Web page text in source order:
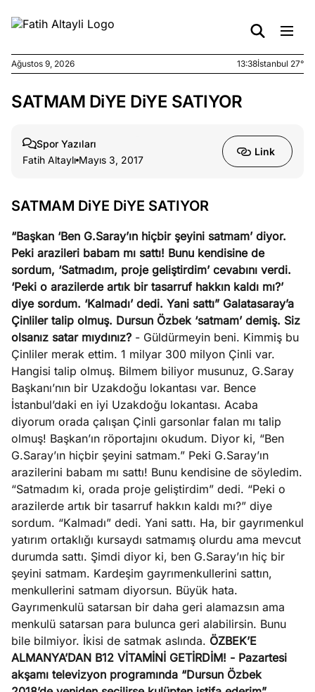
Ağustos
değil
Ağustos
7, 2026
kirli
kimler
Ağustos
6, 2026
yasalar
Köşe
Yazıları
Spor
Yazıları
Yazıları
Ağustos 9, 2026 13:38İstanbul 27°
SATMAM DiYE DiYE SATIYOR
Spor Yazıları
Fatih Altaylı Mayıs 3, 2017
Link
SATMAM DiYE DiYE SATIYOR
“Başkan ‘Ben G.Saray’ın hiçbir şeyini satmam’ diyor.
Peki arazileri babam mı sattı! Bunu kendisine de
sordum, ‘Satmadım, proje geliştirdim’ cevabını verdi.
‘Peki o arazilerde artık bir tasarruf hakkın kaldı mı?’
diye sordum. ‘Kalmadı’ dedi. Yani sattı” Galatasaray’a
Çinliler talip olmuş. Dursun Özbek ‘satmam’ demiş. Siz
olsanız satar mıydınız? - Güldürmeyin beni. Kimmiş bu
Çinliler merak ettim. 1 milyar 300 milyon Çinli var.
Hangisi talip olmuş. Bilmem biliyor musunuz, G.Saray
Başkanı’nın bir Uzakdoğu lokantası var. Bence
İstanbul’daki en iyi Uzakdoğu lokantası. Acaba
diyorum orada çalışan Çinli garsonlar falan mı talip
olmuş! Başkan’ın röportajını okudum. Diyor ki, “Ben
G.Saray’ın hiçbir şeyini satmam.” Peki G.Saray’ın
arazilerini babam mı sattı! Bunu kendisine de söyledim.
“Satmadım ki, orada proje geliştirdim” dedi. “Peki o
arazilerde artık bir tasarruf hakkın kaldı mı?” diye
sordum. “Kalmadı” dedi. Yani sattı. Ha, bir gayrımenkul
yatırım ortaklığı kursaydı satmamış olurdu ama mevcut
durumda sattı. Şimdi diyor ki, ben G.Saray’ın hiç bir
şeyini satmam. Kardeşim gayrımenkullerini sattın,
menkullerini satmam diyorsun. Büyük hata.
Gayrımenkulü satarsan bir daha geri alamazsın ama
menkulü satarsan para bulunca geri alabilirsin. Bunu
bile bilmiyor. İkisi de satmak aslında. ÖZBEK’E
ALMANYA’DAN B12 VİTAMİNİ GETİRDİM! - Pazartesi
akşamı televizyon programında “Dursun Özbek